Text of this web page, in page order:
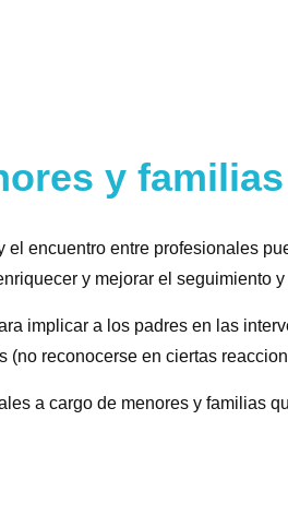
y familias
encuentro entre profesionales
y mejorar el
implicar a los padres en las
reconocerse en ciertas
a cargo de menores y familias